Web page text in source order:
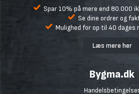
Spar 10% på mere end 80.000
Se dine ordrer og
Mulighed for op til 40
Læs mere her
Bygma.dk